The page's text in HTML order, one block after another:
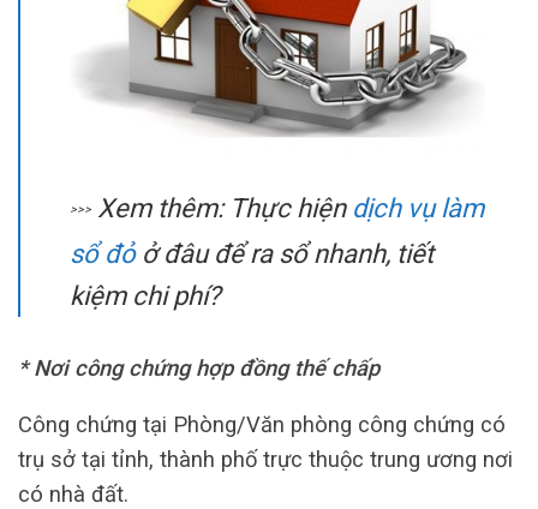
>>> Xem thêm: Thực hiện dịch vụ làm
sổ đỏở đâu để ra sổ nhanh, tiết
kiệm chi phí?
* Nơi công chứng hợp đồng thế chấp
Công chứng tại Phòng/Văn phòng công chứng có
trụ sở tại tỉnh, thành phố trực thuộc trung ương nơi
có nhà đất.